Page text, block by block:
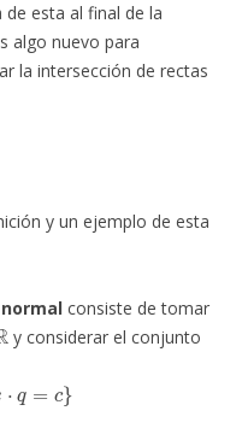
esta al final de la
algo nuevo para
la intersección de rectas
y un ejemplo de esta
consiste de tomar
y considerar el conjunto